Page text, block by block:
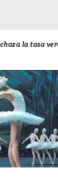
la tasa